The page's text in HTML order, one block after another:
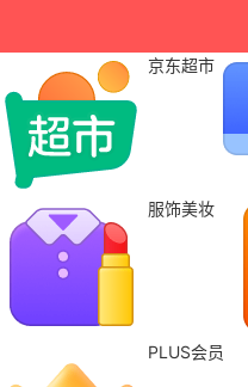
京东超市
服饰美妆
PLUS会员